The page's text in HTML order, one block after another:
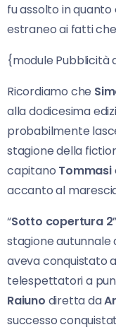
fu assolto in
estraneo ai fatti
{module Pubblicità
Ricordiamo che
alla dodicesima
probabilmente
stagione della
capitano Tommasi
accanto al
“Sotto copertura 2
stagione autunnale
aveva conquistato
telespettatori a
Raiuno diretta da
successo